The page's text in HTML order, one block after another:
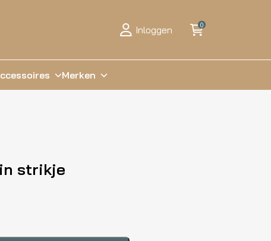
Inloggen 0
Merken
strikje